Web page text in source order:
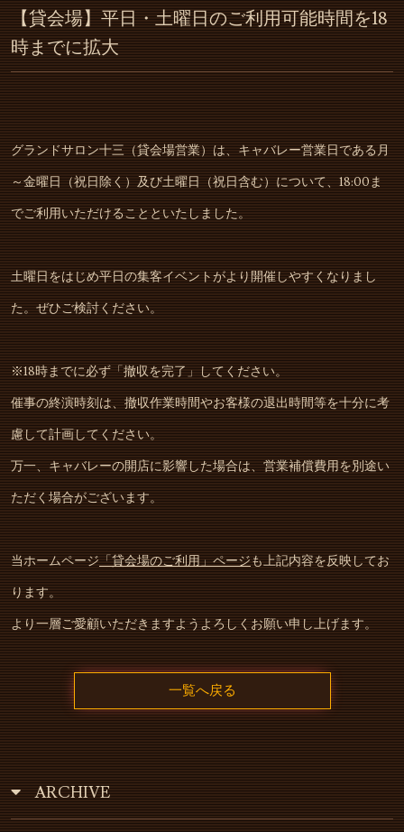
【貸会場】平日・土曜日のご利用可能時間を18
時までに拡大
グランドサロン十三（貸会場営業）は、キャバレー営業日である月
～金曜日（祝日除く）及び土曜日（祝日含む）について、18:00ま
でご利用いただけることといたしました。
土曜日をはじめ平日の集客イベントがより開催しやすくなりまし
た。ぜひご検討ください。
※18時までに必ず「撤収を完了」してください。
催事の終演時刻は、撤収作業時間やお客様の退出時間等を十分に考
慮して計画してください。
万一、キャバレーの開店に影響した場合は、営業補償費用を別途い
ただく場合がございます。
当ホームページ「貸会場のご利用」ページも上記内容を反映してお
ります。
より一層ご愛顧いただきますようよろしくお願い申し上げます。
一覧へ戻る
ARCHIVE